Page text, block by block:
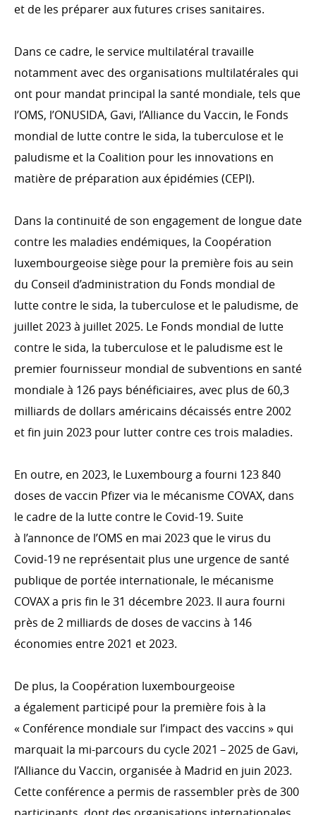
et de les préparer aux futures crises sanitaires.
Dans ce cadre, le service multilatéral travaille
notamment avec des organisations multilatérales qui
ont pour mandat principal la santé mondiale, tels que
l’OMS, l’ONUSIDA, Gavi, l’Alliance du Vaccin, le Fonds
mondial de lutte contre le sida, la tuberculose et le
paludisme et la Coalition pour les innovations en
matière de préparation aux épidémies (CEPI).
Dans la continuité de son engagement de longue date
contre les maladies endémiques, la Coopération
luxembourgeoise siège pour la première fois au sein
du Conseil d’administration du Fonds mondial de
lutte contre le sida, la tuberculose et le paludisme, de
juillet 2023 à juillet 2025. Le Fonds mondial de lutte
contre le sida, la tuberculose et le paludisme est le
premier fournisseur mondial de subventions en santé
mondiale à 126 pays bénéficiaires, avec plus de 60,3
milliards de dollars américains décaissés entre 2002
et fin juin 2023 pour lutter contre ces trois maladies.
En outre, en 2023, le Luxembourg a fourni 123 840
doses de vaccin Pfizer via le mécanisme COVAX, dans
le cadre de la lutte contre le Covid-19. Suite
à l’annonce de l’OMS en mai 2023 que le virus du
Covid-19 ne représentait plus une urgence de santé
publique de portée internationale, le mécanisme
COVAX a pris fin le 31 décembre 2023. Il aura fourni
près de 2 milliards de doses de vaccins à 146
économies entre 2021 et 2023.
De plus, la Coopération luxembourgeoise
a également participé pour la première fois à la
« Conférence mondiale sur l’impact des vaccins » qui
marquait la mi-parcours du cycle 2021 – 2025 de Gavi,
l’Alliance du Vaccin, organisée à Madrid en juin 2023.
Cette conférence a permis de rassembler près de 300